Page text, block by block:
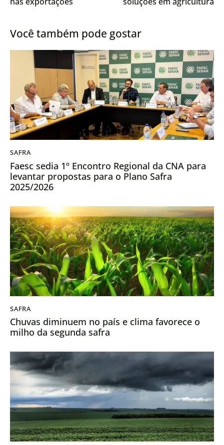
Você também pode gostar
SAFRA
Faesc sedia 1º Encontro Regional da CNA para
levantar propostas para o Plano Safra
2025/2026
SAFRA
Chuvas diminuem no país e clima favorece o
milho da segunda safra